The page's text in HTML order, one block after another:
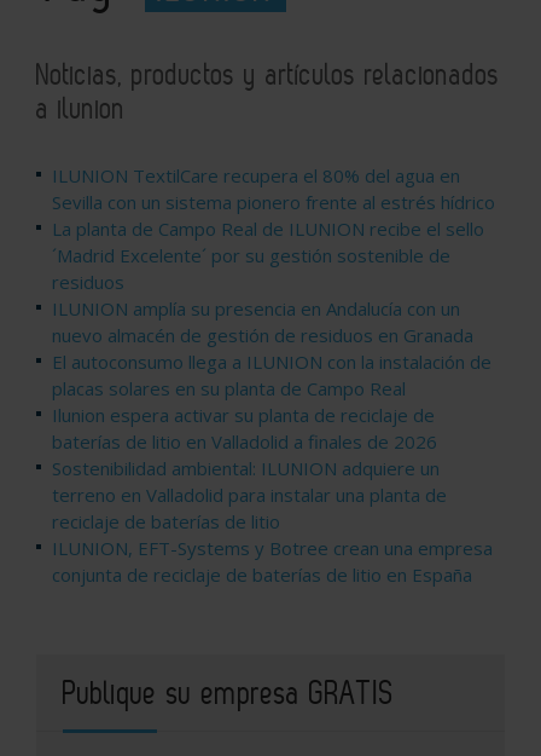
Noticias, productos y artículos relacionados
a ilunion
ILUNION TextilCare recupera el 80% del agua en
Sevilla con un sistema pionero frente al estrés hídrico
La planta de Campo Real de ILUNION recibe el sello
´Madrid Excelente´ por su gestión sostenible de
residuos
ILUNION amplía su presencia en Andalucía con un
nuevo almacén de gestión de residuos en Granada
El autoconsumo llega a ILUNION con la instalación de
placas solares en su planta de Campo Real
Ilunion espera activar su planta de reciclaje de
baterías de litio en Valladolid a finales de 2026
Sostenibilidad ambiental: ILUNION adquiere un
terreno en Valladolid para instalar una planta de
reciclaje de baterías de litio
ILUNION, EFT-Systems y Botree crean una empresa
conjunta de reciclaje de baterías de litio en España
Publique su empresa GRATIS